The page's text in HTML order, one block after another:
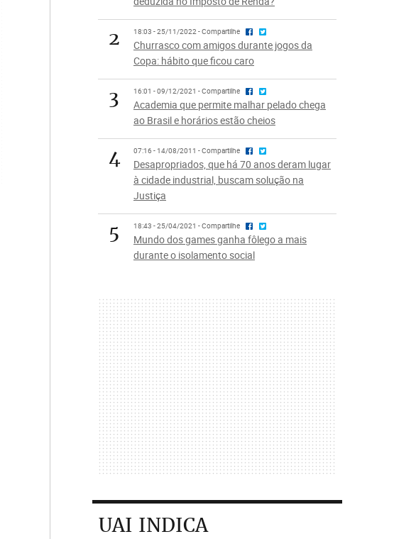
2 18:03 - 25/11/2022 - Compartilhe
Churrasco com amigos durante jogos da
Copa: hábito que ficou caro
3 16:01 - 09/12/2021 - Compartilhe
Academia que permite malhar pelado chega
ao Brasil e horários estão cheios
4 07:16 - 14/08/2011 - Compartilhe
Desapropriados, que há 70 anos deram lugar
à cidade industrial, buscam solução na
Justiça
5 18:43 - 25/04/2021 - Compartilhe
Mundo dos games ganha fôlego a mais
durante o isolamento social
UAI INDICA